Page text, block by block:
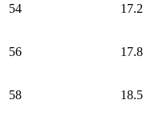
54 17.2
56 17.8
58 18.5